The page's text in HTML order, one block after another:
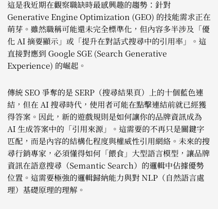
這是我近期在觀察職缺時最感興趣的趨勢：針對
Generative Engine Optimization (GEO) 的技能需求正在
萌芽。雖然職稱可能還未完全標準化，但內容多半涉及「優
化 AI 摘要顯示」或「提升在對話式搜尋中的引用率」。這
直接對應到 Google SGE (Search Generative
Experience) 的崛起。
傳統 SEO 爭奪的是 SERP（搜尋結果頁）上的十個藍色連
結，但在 AI 搜尋時代，使用者可能在點擊連結前就已經獲
得答案。因此，新的遊戲規則是如何讓你的品牌資訊成為
AI 生成答案中的「引用來源」。這需要的不再只是關鍵字
匹配，而是內容的結構化程度與權威性引用網絡。未來的搜
尋行銷專家，必須懂得如何「餵食」大型語言模型，讓品牌
資訊在語意搜尋（Semantic Search）的邏輯中佔據優勢
位置。這需要極強的邏輯歸納能力與對 NLP（自然語言處
理）基礎原理的理解。